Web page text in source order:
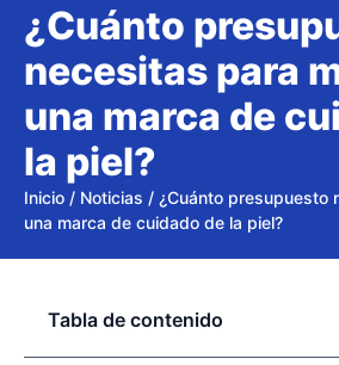
¿Cuánto
necesitas para
una marca de
la piel?
Inicio / Noticias / ¿Cuánto presupuesto
una marca de cuidado de la piel?
Tabla de contenido